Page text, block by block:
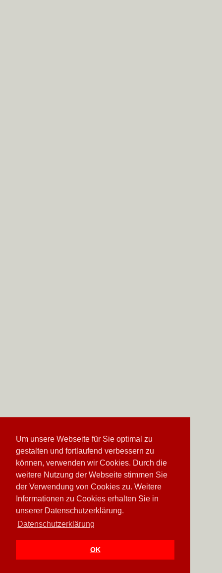
Um unsere Webseite für Sie optimal zu
gestalten und fortlaufend verbessern zu
können, verwenden wir Cookies. Durch die
weitere Nutzung der Webseite stimmen Sie
der Verwendung von Cookies zu. Weitere
Informationen zu Cookies erhalten Sie in
unserer Datenschutzerklärung.
Datenschutzerklärung
OK